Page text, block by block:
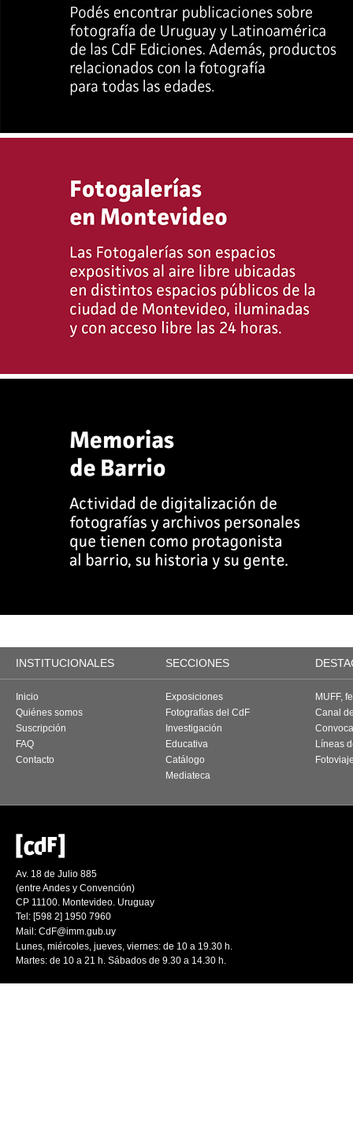
INSTITUCIONALES SECCIONES
Inicio
Quiénes somos
Suscripción
FAQ
Contacto
Exposiciones
Fotografías del CdF
Investigación
Educativa
Catálogo
Mediateca
MUFF,
Canal
Líneas
Av. 18 de Julio 885
(entre Andes y Convención)
CP 11100. Montevideo. Uruguay
Tel: [598 2] 1950 7960
Mail: CdF@imm.gub.uy
Lunes, miércoles, jueves, viernes: de 10 a 19.30 h.
Martes: de 10 a 21 h. Sábados de 9.30 a 14.30 h.